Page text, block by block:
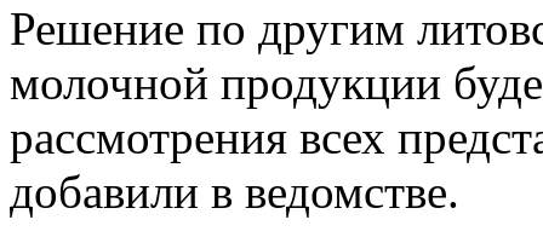
Решение по другим
молочной продукции
рассмотрения всех
добавили в ведомстве.